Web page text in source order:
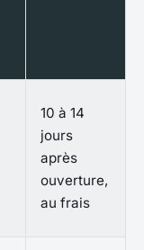
10 à 14
jours
après
ouverture,
au frais